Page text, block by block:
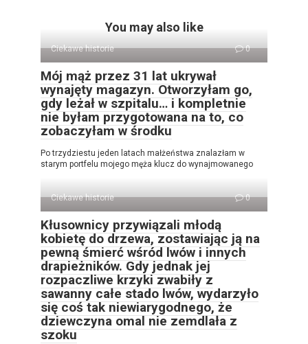
You may also like
Ciekawe historie 0
Mój mąż przez 31 lat ukrywał
wynajęty magazyn. Otworzyłam go,
gdy leżał w szpitalu… i kompletnie
nie byłam przygotowana na to, co
zobaczyłam w środku
Po trzydziestu jeden latach małżeństwa znalazłam w
starym portfelu mojego męża klucz do wynajmowanego
Ciekawe historie 0
Kłusownicy przywiązali młodą
kobietę do drzewa, zostawiając ją na
pewną śmierć wśród lwów i innych
drapieżników. Gdy jednak jej
rozpaczliwe krzyki zwabiły z
sawanny całe stado lwów, wydarzyło
się coś tak niewiarygodnego, że
dziewczyna omal nie zemdlała z
szoku